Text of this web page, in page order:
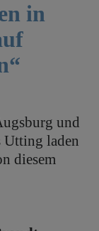
in
und
Utting laden
diesem